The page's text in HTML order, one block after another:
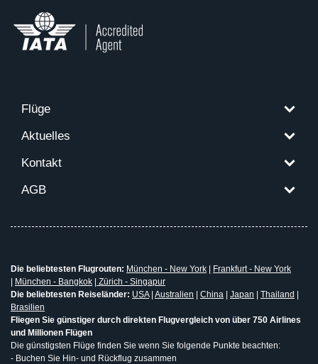
Flüge
Aktuelles
Kontakt
AGB
Die beliebtesten Flugrouten: München - New York
Frankfurt - New York
München - Bangkok
Zürich - Singapur
Die beliebtesten Reiseländer: USA| Australien China Japan Thailand
Brasilien
Fliegen Sie günstiger durch direkten Flugvergleich von über 750 Airlines
und Millionen Flügen
Die günstigsten Flüge finden Sie wenn Sie folgende Punkte beachten:
- Buchen Sie Hin- und Rückflug zusammen